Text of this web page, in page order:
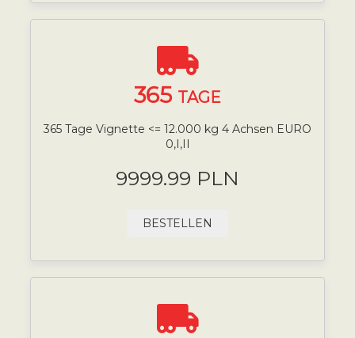
365 TAGE
365 Tage Vignette <= 12.000 kg 4 Achsen EURO
0,I,II
9999.99 PLN
BESTELLEN